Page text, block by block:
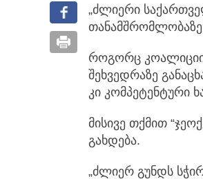
„ძლიერი
თანამშრომლობაზე
როგორც
შეხვედრაზე
კი კომპეტენტური
მისივე თქმით
გახდება.
„ძლიერ გუნდს